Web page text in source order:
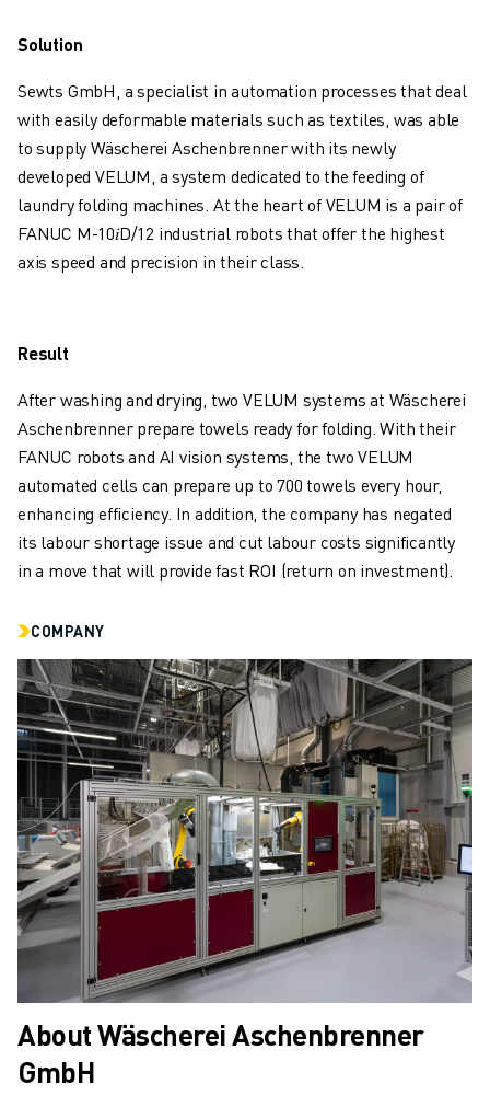
FANUC IN EUROPA
NACHHALTIGKEIT
KARRIERE
GESTALTEN SIE IHRE ZUKUNFT MIT FANUC
JETZT BEWERBEN » KARRIEREPORTAL
KONTAKT
KONTAKT
STANDORTE
Solution
Sewts GmbH, a specialist in automation processes that deal
with easily deformable materials such as textiles, was able
to supply Wäscherei Aschenbrenner with its newly
developed VELUM, a system dedicated to the feeding of
laundry folding machines. At the heart of VELUM is a pair of
FANUC M-10𝑖D/12 industrial robots that offer the highest
axis speed and precision in their class.
Result
After washing and drying, two VELUM systems at Wäscherei
Aschenbrenner prepare towels ready for folding. With their
FANUC robots and AI vision systems, the two VELUM
automated cells can prepare up to 700 towels every hour,
enhancing efficiency. In addition, the company has negated
its labour shortage issue and cut labour costs significantly
in a move that will provide fast ROI (return on investment).
COMPANY
About Wäscherei Aschenbrenner
GmbH